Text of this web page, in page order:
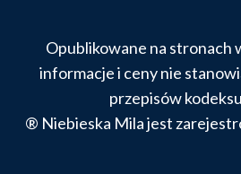
Opublikowane na stronach
informacje i ceny nie
przepisów
® Niebieska Mila jest